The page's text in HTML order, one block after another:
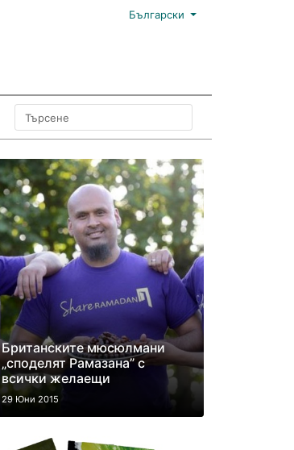
Български
Британските мюсюлмани
„споделят Рамазана” с
всички желаещи
29 Юни 2015